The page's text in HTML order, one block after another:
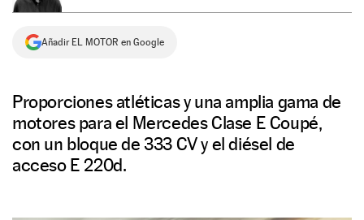
Añadir EL MOTOR en Google
Proporciones atléticas y una amplia gama de
motores para el Mercedes Clase E Coupé,
con un bloque de 333 CV y el diésel de
acceso E 220d.